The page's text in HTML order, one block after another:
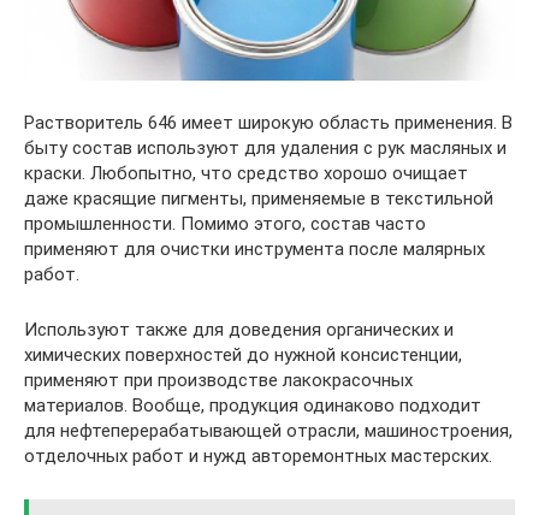
Растворитель 646 имеет широкую область применения. В
быту состав используют для удаления с рук масляных и
краски. Любопытно, что средство хорошо очищает
даже красящие пигменты, применяемые в текстильной
промышленности. Помимо этого, состав часто
применяют для очистки инструмента после малярных
работ.
Используют также для доведения органических и
химических поверхностей до нужной консистенции,
применяют при производстве лакокрасочных
материалов. Вообще, продукция одинаково подходит
для нефтеперерабатывающей отрасли, машиностроения,
отделочных работ и нужд авторемонтных мастерских.